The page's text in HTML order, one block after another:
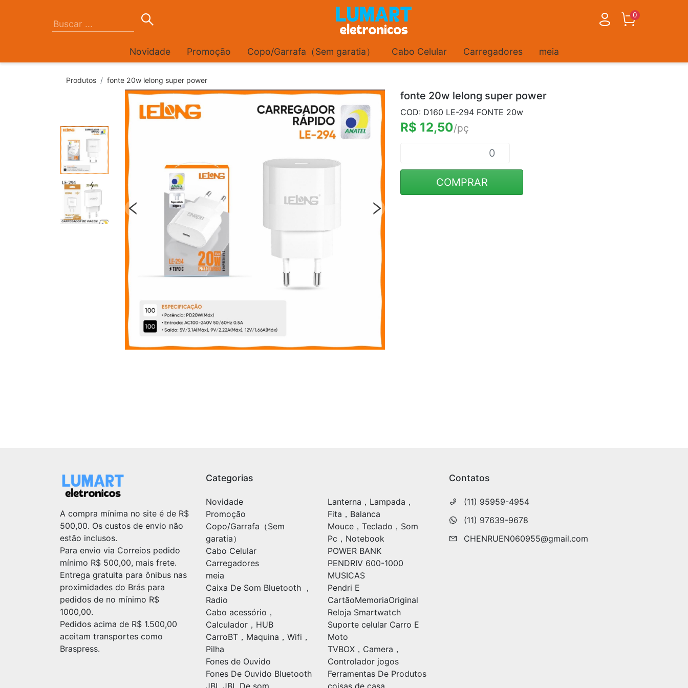
0
Novidade Promoção Copo/Garrafa（Sem garatia） Cabo Celular Carregadores meia
Produtos fonte 20w lelong super power
fonte 20w lelong super power
COD: D160 LE-294 FONTE 20w
R$ 12,50/pç
COMPRAR
A compra mínima no site é de R$
500,00. Os custos de envio não
estão inclusos.
Para envio via Correios pedido
mínimo R$ 500,00, mais frete.
Entrega gratuita para ônibus nas
proximidades do Brás para
pedidos de no mínimo R$
1000,00.
Pedidos acima de R$ 1.500,00
aceitam transportes como
Braspress.
Categorias
Novidade
Promoção
Copo/Garrafa（Sem
garatia）
Cabo Celular
Carregadores
meia
Caixa De Som Bluetooth ，
Radio
Cabo acessório，
Calculador，HUB
CarroBT，Maquina，Wifi，
Pilha
Fones de Ouvido
Fones De Ouvido Bluetooth
JBL JBL De som
Lanterna，Lampada，
Fita，Balanca
Mouce，Teclado，Som
Pc，Notebook
POWER BANK
PENDRIV 600-1000
MUSICAS
Pendri E
CartãoMemoriaOriginal
Reloja Smartwatch
Suporte celular Carro E
Moto
TVBOX，Camera，
Controlador jogos
Ferramentas De Produtos
coisas de casa
Contatos
(11) 95959-4954
(11) 97639-9678
CHENRUEN060955@gmail.com